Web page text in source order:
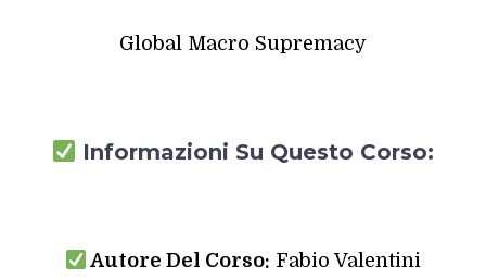
Global Macro Supremacy
Informazioni Su Questo Corso:
Autore Del Corso: Fabio Valentini